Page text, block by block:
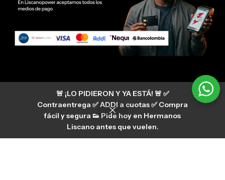
🚨 ¡LO PIDIERON Y YA ESTÁ! 🚨 ✅
Contraentrega ✅ ADDI a cuotas ✅ Compra
fácil y segura 👟 Pide hoy en Hermanos
Liscano antes que vuelen.
Si tienes algún tipo de duda, puedes consultar
nuestro centro de ayuda
hermanosliscano_10 Instagram
Aura
hermanosliscano Tik Tok
Únete a nuestros canales de difusión en
WhatsApp